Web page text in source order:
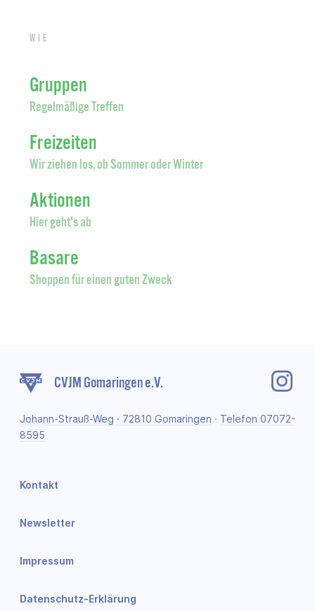
Wie
Gruppen
Regelmäßige Treffen
Freizeiten
Wir ziehen los, ob Sommer oder Winter
Aktionen
Hier geht's ab
Basare
Shoppen für einen guten Zweck
CVJM Gomaringen e.V.
Johann-Strauß-Weg · 72810 Gomaringen · Telefon 07072-
8595
Kontakt
Newsletter
Impressum
Datenschutz-Erklärung